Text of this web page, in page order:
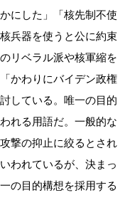
にした」「核先制不使
兵器を使うと公に約束
リベラル派や核軍縮を
かわりにバイデン政権
している。唯一の目的
れる用語だ。一般的な
撃の抑止に絞るとされ
われているが、決まっ
の目的構想を採用する